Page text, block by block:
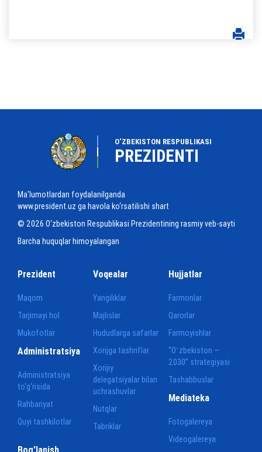
O‘ZBEKISTON RESPUBLIKASI
PREZIDENTI
Ma'lumotlardan foydalanilganda
www.president.uz ga havola ko‘rsatilishi shart
© 2026 O‘zbekiston Respublikasi Prezidentining rasmiy veb-sayti
Barcha huquqlar himoyalangan
Prezident
Maqom
Tarjimayi hol
Mukofotlar
Voqealar
Yangiliklar
Majlislar
Hududlarga safarlar
Xorijga tashriflar
Xorijiy
delegatsiyalar bilan
uchrashuvlar
Nutqlar
Tabriklar
Hujjatlar
Farmonlar
Qarorlar
Farmoyishlar
“Oʻzbekiston —
2030” strategiyasi
Tashabbuslar
Administratsiya
Administratsiya
to‘g‘risida
Rahbariyat
Quyi tashkilotlar
Mediateka
Fotogalereya
Videogalereya
Bog'lanish